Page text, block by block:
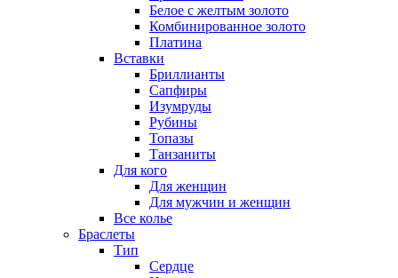
Белое с желтым золото
Комбинированное золото
Платина
Вставки
Бриллианты
Сапфиры
Изумруды
Рубины
Топазы
Танзаниты
Для кого
Для женщин
Для мужчин и женщин
Все колье
Браслеты
Тип
Сердце